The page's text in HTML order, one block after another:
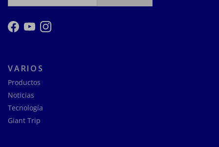
FacebookYouTubeInstagram
VARIOS
Productos
Noticias
Tecnología
Giant Trip